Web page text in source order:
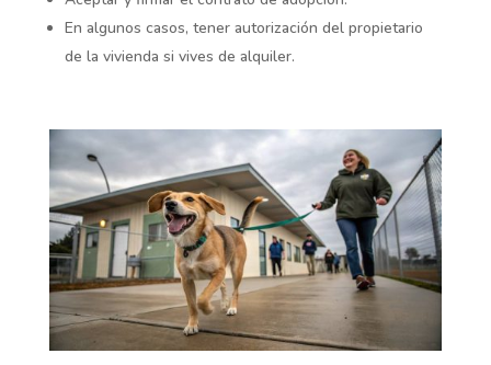
En algunos casos, tener autorización del propietario
de la vivienda si vives de alquiler.